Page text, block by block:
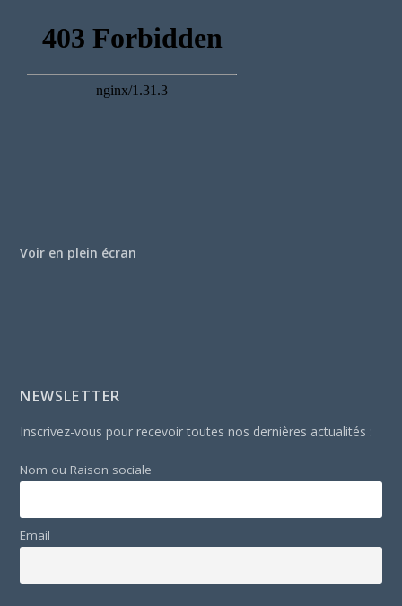
Voir en plein écran
NEWSLETTER
Inscrivez-vous pour recevoir toutes nos dernières actualités :
Nom ou Raison sociale
Email